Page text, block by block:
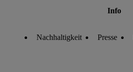
Info
Nachhaltigkeit Presse